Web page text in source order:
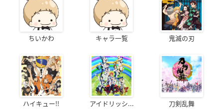
ちいかわ キャラ一覧 鬼滅の刃
ハイキュー!! アイドリッシ... 刀剣乱舞